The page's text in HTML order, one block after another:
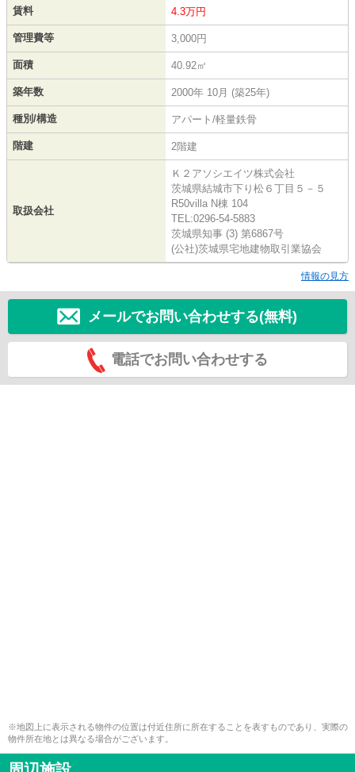
賃料 4.3万円
管理費等 3,000円
面積 40.92㎡
築年数 2000年 10月 (築25年)
種別/構造 アパート/軽量鉄骨
階建 2階建
取扱会社
Ｋ２アソシエイツ株式会社
茨城県結城市下り松６丁目５－５
R50villa N棟 104
TEL:0296-54-5883
茨城県知事 (3) 第6867号
(公社)茨城県宅地建物取引業協会
情報の見方
メールでお問い合わせする(無料)
電話でお問い合わせする
※地図上に表示される物件の位置は付近住所に所在することを表すものであり、実際の
物件所在地とは異なる場合がございます。